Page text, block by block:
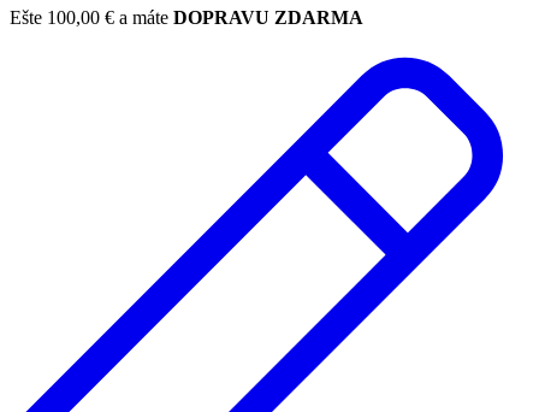
Ešte 100,00 € a máte DOPRAVU ZDARMA